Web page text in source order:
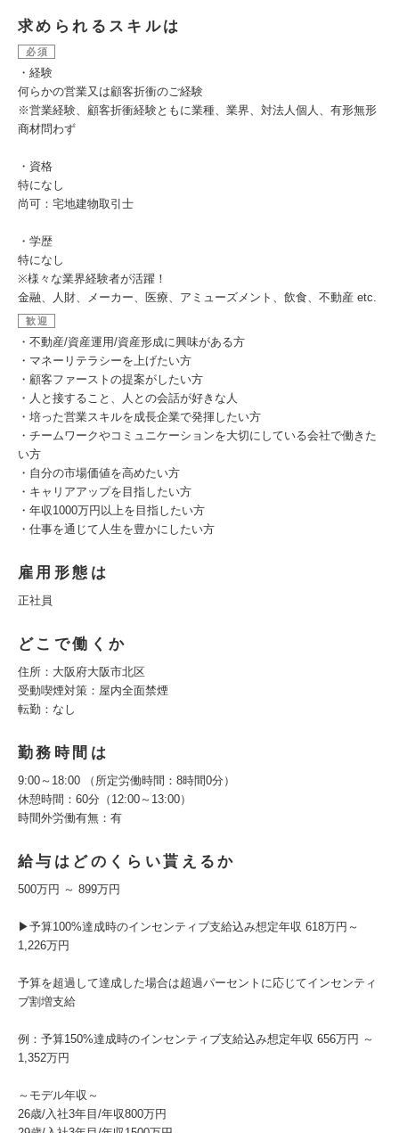
求められるスキルは
必須
・経験
何らかの営業又は顧客折衝のご経験
※営業経験、顧客折衝経験ともに業種、業界、対法人個人、有形無形
商材問わず
・資格
特になし
尚可：宅地建物取引士
・学歴
特になし
※様々な業界経験者が活躍！
金融、人財、メーカー、医療、アミューズメント、飲食、不動産 etc.
歓迎
・不動産/資産運用/資産形成に興味がある方
・マネーリテラシーを上げたい方
・顧客ファーストの提案がしたい方
・人と接すること、人との会話が好きな人
・培った営業スキルを成長企業で発揮したい方
・チームワークやコミュニケーションを大切にしている会社で働きた
い方
・自分の市場価値を高めたい方
・キャリアアップを目指したい方
・年収1000万円以上を目指したい方
・仕事を通じて人生を豊かにしたい方
雇用形態は
正社員
どこで働くか
住所：大阪府大阪市北区
受動喫煙対策：屋内全面禁煙
転勤：なし
勤務時間は
9:00～18:00 （所定労働時間：8時間0分）
休憩時間：60分（12:00～13:00）
時間外労働有無：有
給与はどのくらい貰えるか
500万円 ～ 899万円
▶予算100%達成時のインセンティブ支給込み想定年収 618万円～
1,226万円
予算を超過して達成した場合は超過パーセントに応じてインセンティ
ブ割増支給
例：予算150%達成時のインセンティブ支給込み想定年収 656万円 ～
1,352万円
～モデル年収～
26歳/入社3年目/年収800万円